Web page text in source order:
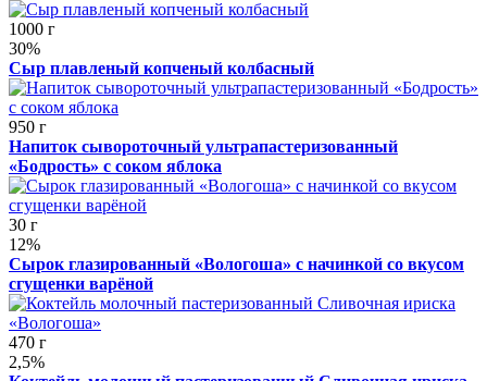
1000 г
30%
Сыр плавленый копченый колбасный
950 г
Напиток сывороточный ультрапастеризованный
«Бодрость» с соком яблока
30 г
12%
Сырок глазированный «Вологоша» с начинкой со вкусом
сгущенки варёной
470 г
2,5%